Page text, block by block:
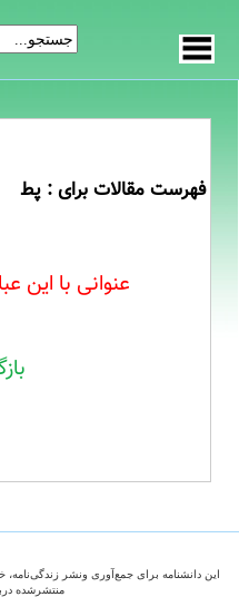
فهرست مقالات برای : پط
عنوانی با این
این دانشنامه برای جمع‌آوری ونشر زندگی‌نامه،
منتشرشده